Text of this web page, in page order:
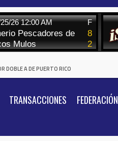
DOBLE A DE PUERTO RICO
TRANSACCIONES
FEDERACIÓN